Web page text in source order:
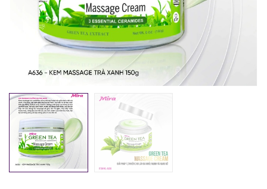
Mã giảm giá:
Ngày hết hạn:
Điều kiện: